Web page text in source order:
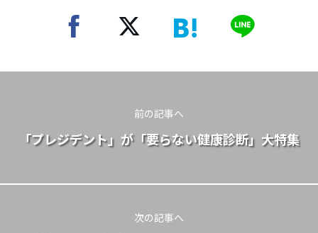
前の記事へ
「プレジデント」が「要らない健康診断」大特集
次の記事へ